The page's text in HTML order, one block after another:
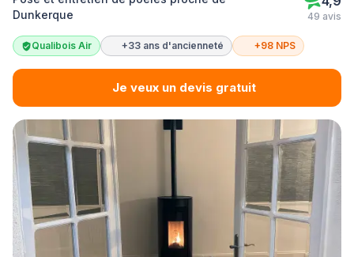
Dunkerque
49 avis
Qualibois Air +33 ans d'ancienneté +98 NPS
Je veux un devis gratuit